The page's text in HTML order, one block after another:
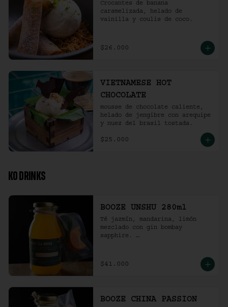
Crocantes de banana
caramelizada, helado de
vainilla y coulis de coco.
$26.000
VIETNAMESE HOT
CHOCOLATE
mousse de chocolate caliente,
helado de jengibre con arequipe
y nuez del brasil tostada.
$25.000
KO DRINKS
BOOZE UNSHU 280ml
Té jazmín, mandarina, limón
mezclado con gin bombay
sapphire.
con hielo al gusto.
$41.000
BOOZE CHINA PASSION